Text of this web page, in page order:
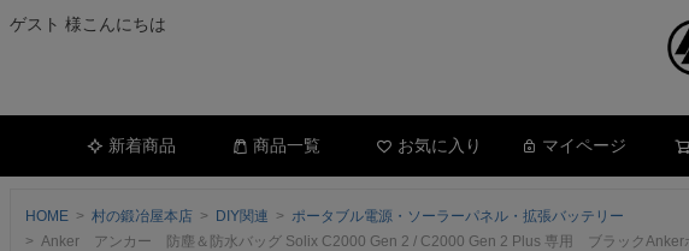
ゲスト 様こんにちは
新着商品 商品一覧 お気に入り マイページ
HOME 村の鍛冶屋本店 DIY関連
ポータブル電源・ソーラーパネル・拡張バッテリー
Anker アンカー 防塵＆防水バッグ Solix C2000 Gen 2 / C2000 Gen 2 Plus 専用 ブラックAnker